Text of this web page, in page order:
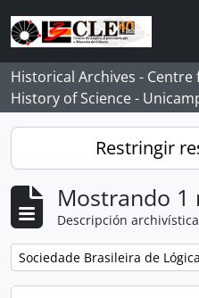
Skip to main content
Historical Archives -
History of Science -
Restringir
Mostrando 1
Descripción archivística
Remove filter:
Sociedade Brasileira de Lógica